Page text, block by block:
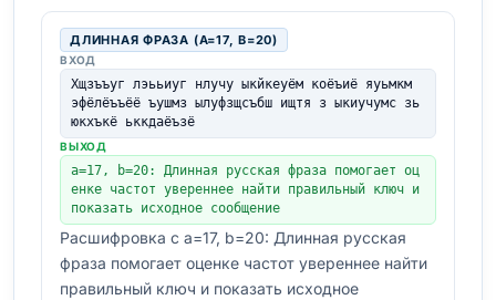
ДЛИННАЯ ФРАЗА (A=17, B=20)
ВХОД
Хщзъъуг лэььиуг нлучу ыкйкеуём коёъиё яуьмкм
эфёлёъъёё ъушмз ылуфзщсъбш ищтя з ыкиучумс зь
юкхъкё ьккдаёъзё
ВЫХОД
a=17, b=20: Длинная русская фраза помогает оц
енке частот увереннее найти правильный ключ и
показать исходное сообщение
Расшифровка с a=17, b=20: Длинная русская
фраза помогает оценке частот увереннее найти
правильный ключ и показать исходное